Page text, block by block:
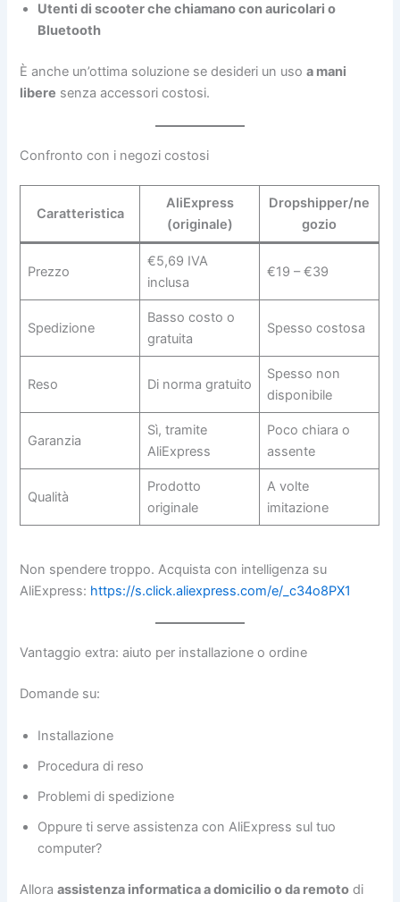
Utenti di scooter che chiamano con auricolari o
Bluetooth
È anche un’ottima soluzione se desideri un usoa mani
libere senza accessori costosi.
Confronto con i negozi costosi
Caratteristica
AliExpress
(originale)
Dropshipper/ne
gozio
Prezzo
€5,69 IVA
inclusa
€19 – €39
Spedizione
Basso costo o
gratuita
Spesso costosa
Reso Di norma gratuito
Spesso non
disponibile
Garanzia
Sì, tramite
AliExpress
Poco chiara o
assente
Qualità
Prodotto
originale
A volte
imitazione
Non spendere troppo. Acquista con intelligenza su
AliExpress: https://s.click.aliexpress.com/e/_c34o8PX1
Vantaggio extra: aiuto per installazione o ordine
Domande su:
Installazione
Procedura di reso
Problemi di spedizione
Oppure ti serve assistenza con AliExpress sul tuo
computer?
Alloraassistenza informatica a domicilio o da remoto di